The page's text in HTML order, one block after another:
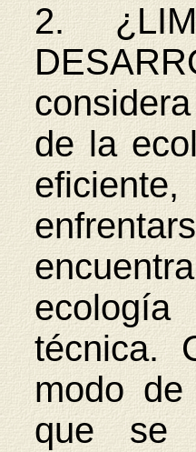
2.
de la
técnica.
modo
que se